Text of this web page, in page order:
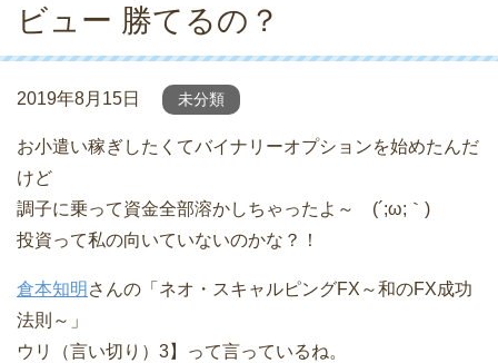
ビュー 勝てるの？
2019年8月15日 未分類
お小遣い稼ぎしたくてバイナリーオプションを始めたんだ
けど
調子に乗って資金全部溶かしちゃったよ～ (´;ω;｀)
投資って私の向いていないのかな？！
倉本知明 さんの「ネオ・スキャルピングFX～和のFX成功
法則～」
ウリ（言い切り）3】って言っているね。